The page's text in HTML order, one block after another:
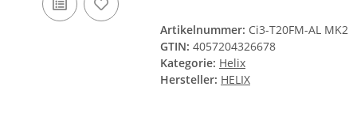
Artikelnummer: Ci3-T20FM-AL MK2
GTIN: 4057204326678
Kategorie: Helix
Hersteller: HELIX